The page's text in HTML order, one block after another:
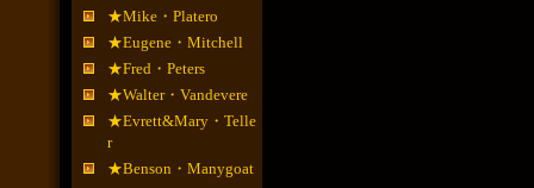
★Mike・Platero
★Eugene・Mitchell
★Fred・Peters
★Walter・Vandevere
★Evrett&Mary・Telle
r
★Benson・Manygoat